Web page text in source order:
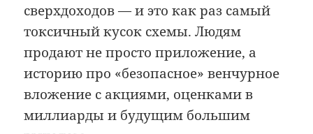
сверхдоходов — и это как раз самый
токсичный кусок схемы. Людям
продают не просто приложение, а
историю про «безопасное» венчурное
вложение с акциями, оценками в
миллиарды и будущим большим